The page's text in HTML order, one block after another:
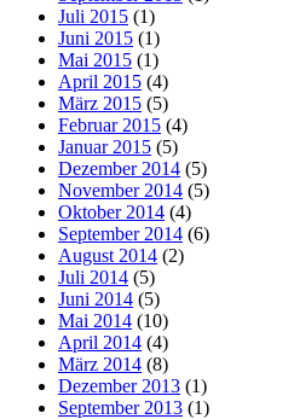
Juli 2015 (1)
Juni 2015 (1)
Mai 2015 (1)
April 2015 (4)
März 2015 (5)
Februar 2015 (4)
Januar 2015 (5)
Dezember 2014 (5)
November 2014 (5)
Oktober 2014 (4)
September 2014 (6)
August 2014 (2)
Juli 2014 (5)
Juni 2014 (5)
Mai 2014 (10)
April 2014 (4)
März 2014 (8)
Dezember 2013 (1)
September 2013 (1)